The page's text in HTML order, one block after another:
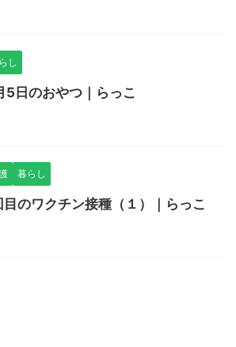
し
5日のおやつ｜らっこ
暮らし
目のワクチン接種（１）｜らっこ